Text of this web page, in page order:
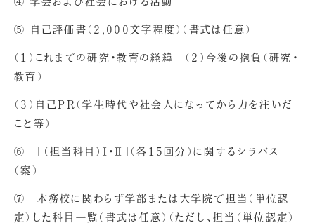
⑤ 自己評価書（2,000文字程度）（書式は任意）
（1）これまでの研究・教育の経緯 （2）今後の抱負（研究・
教育）
（3）自己PR（学生時代や社会人になってから力を注いだ
こと等）
⑥ 「（担当科目）Ⅰ・Ⅱ」（各15回分）に関するシラバス
（案）
⑦ 本務校に関わらず学部または大学院で担当（単位認
定）した科目一覧（書式は任意）（ただし、担当（単位認定）